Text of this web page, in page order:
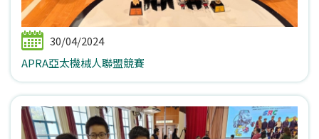
30/04/2024
APRA亞太機械人聯盟競賽